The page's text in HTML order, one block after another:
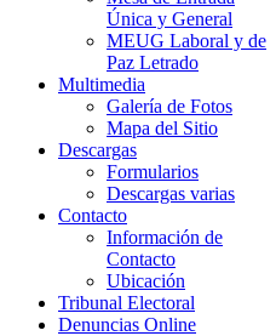
Única y General
MEUG Laboral y de
Paz Letrado
Multimedia
Galería de Fotos
Mapa del Sitio
Descargas
Formularios
Descargas varias
Contacto
Información de
Contacto
Ubicación
Tribunal Electoral
Denuncias Online